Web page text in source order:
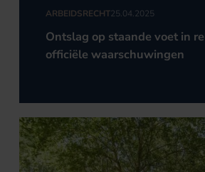
ARBEIDSRECHT25.04.2025
Ontslag op staande voet in
officiële waarschuwingen